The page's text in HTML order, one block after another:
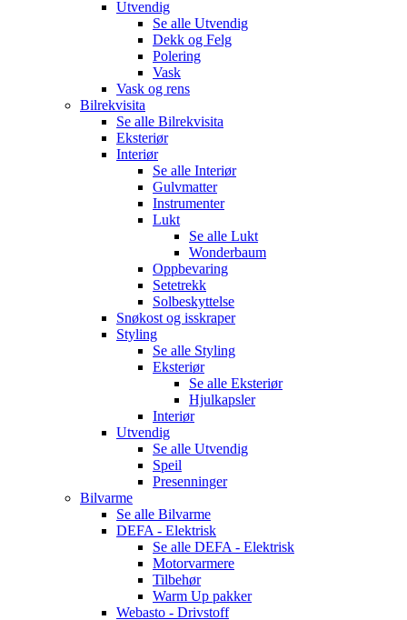
Utvendig
Se alle Utvendig
Dekk og Felg
Polering
Vask
Vask og rens
Bilrekvisita
Se alle Bilrekvisita
Eksteriør
Interiør
Se alle Interiør
Gulvmatter
Instrumenter
Lukt
Se alle Lukt
Wonderbaum
Oppbevaring
Setetrekk
Solbeskyttelse
Snøkost og isskraper
Styling
Se alle Styling
Eksteriør
Se alle Eksteriør
Hjulkapsler
Interiør
Utvendig
Se alle Utvendig
Speil
Presenninger
Bilvarme
Se alle Bilvarme
DEFA - Elektrisk
Se alle DEFA - Elektrisk
Motorvarmere
Tilbehør
Warm Up pakker
Webasto - Drivstoff